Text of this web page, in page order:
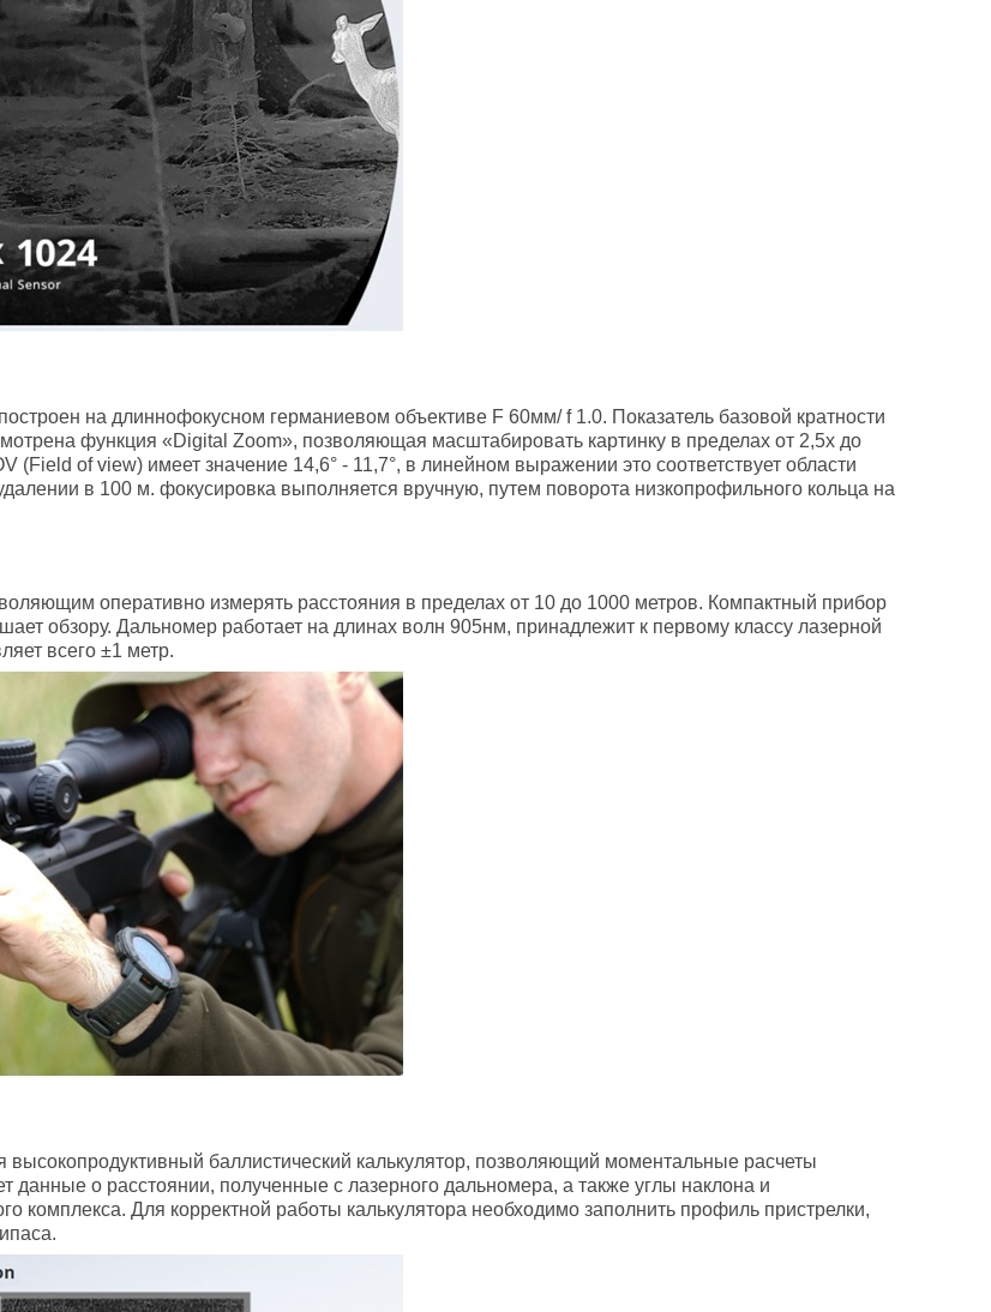
на длиннофокусном германиевом объективе F 60мм/ f 1.0. Показатель базовой кратности
функция «Digital Zoom», позволяющая масштабировать картинку в пределах от 2,5х до
(Field of view) имеет значение 14,6° - 11,7°, в линейном выражении это соответствует области
в 100 м. фокусировка выполняется вручную, путем поворота низкопрофильного кольца на
оперативно измерять расстояния в пределах от 10 до 1000 метров. Компактный прибор
обзору. Дальномер работает на длинах волн 905нм, принадлежит к первому классу лазерной
всего ±1 метр.
баллистический калькулятор, позволяющий моментальные расчеты
данные о расстоянии, полученные с лазерного дальномера, а также углы наклона и
комплекса. Для корректной работы калькулятора необходимо заполнить профиль пристрелки,